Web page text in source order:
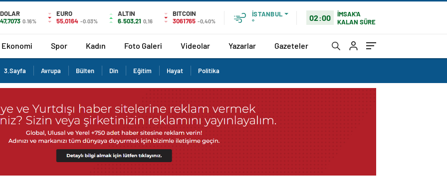
DOLAR
47,7073 0.16%
EURO
55,0164 -0.03%
ALTIN
6.503,21 0,16
BITCOIN
3061765 -0,40%
İSTANBUL
°
02:00
İMSAK'A
KALAN SÜRE
Ekonomi Spor Kadın Foto Galeri Videolar Yazarlar Gazeteler
3.Sayfa Avrupa Bülten Din Eğitim Hayat Politika